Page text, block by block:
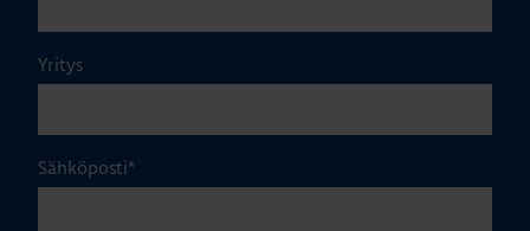
Yritys
Sähköposti*